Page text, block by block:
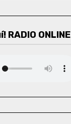
RADIO ONLINE